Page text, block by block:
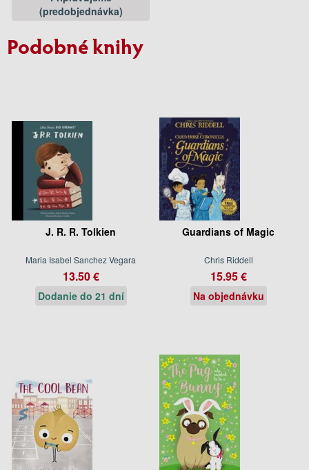
(predobjednávka)
Podobné knihy
J. R. R. Tolkien
Maria Isabel Sanchez Vegara
13.50 €
Dodanie do 21 dní
Guardians of Magic
Chris Riddell
15.95 €
Na objednávku